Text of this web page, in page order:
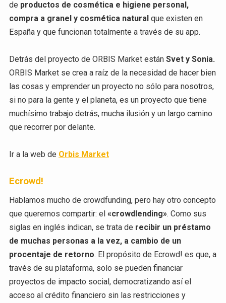
de productos de cosmética e higiene personal,
compra a granel y cosmética naturalque existen en
España y que funcionan totalmente a través de su app.
Detrás del proyecto de ORBIS Market están Svet y Sonia.
ORBIS Market se crea a raíz de la necesidad de hacer bien
las cosas y emprender un proyecto no sólo para nosotros,
si no para la gente y el planeta, es un proyecto que tiene
muchísimo trabajo detrás, mucha ilusión y un largo camino
que recorrer por delante.
Ir a la web de Orbis Market
Ecrowd!
Hablamos mucho de crowdfunding, pero hay otro concepto
que queremos compartir: el «crowdlending». Como sus
siglas en inglés indican, se trata de recibir un préstamo
de muchas personas a la vez, a cambio de un
procentaje de retorno. El propósito de Ecrowd! es que, a
través de su plataforma, solo se pueden financiar
proyectos de impacto social, democratizando así el
acceso al crédito financiero sin las restricciones y